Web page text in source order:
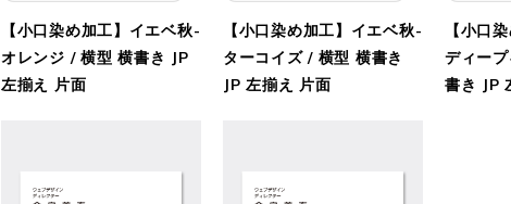
【小口染め加工】イエベ秋-
オレンジ / 横型 横書き JP
左揃え 片面
【小口染め加工】イエベ秋-
ターコイズ / 横型 横書き
JP 左揃え 片面
【小口
ディー
書き JP